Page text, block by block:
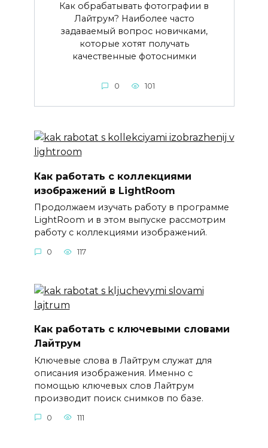
Как обрабатывать фотографии в
Лайтрум? Наиболее часто
задаваемый вопрос новичками,
которые хотят получать
качественные фотоснимки
0 101
Как работать с коллекциями
изображений в LightRoom
Продолжаем изучать работу в программе
LightRoom и в этом выпуске рассмотрим
работу с коллекциями изображений.
0 117
Как работать с ключевыми словами
Лайтрум
Ключевые слова в Лайтрум служат для
описания изображения. Именно с
помощью ключевых слов Лайтрум
производит поиск снимков по базе.
0 111